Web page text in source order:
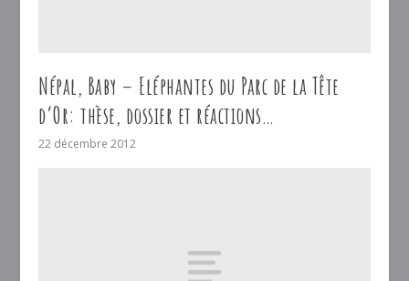
Népal, Baby – Eléphantes du Parc de la Tête
d’Or: thèse, dossier et réactions…
22 décembre 2012